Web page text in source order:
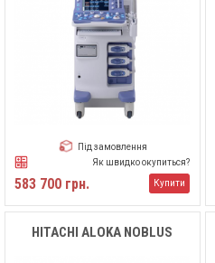
Під замовлення
Як швидко окупиться?
583 700 грн. Купити
HITACHI ALOKA NOBLUS